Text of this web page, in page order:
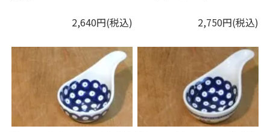
2,640円(税込) 2,750円(税込)